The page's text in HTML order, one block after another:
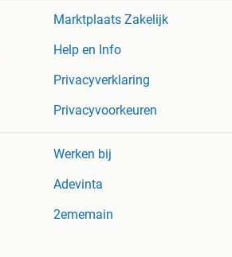
Marktplaats Zakelijk
Help en Info
Privacyverklaring
Privacyvoorkeuren
Werken bij
Adevinta
2ememain